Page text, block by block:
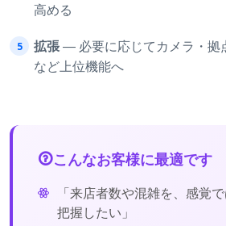
高める
拡張― 必要に応じてカメラ・拠
など上位機能へ
こんなお客様に最適です
「来店者数や混雑を、感覚
把握したい」